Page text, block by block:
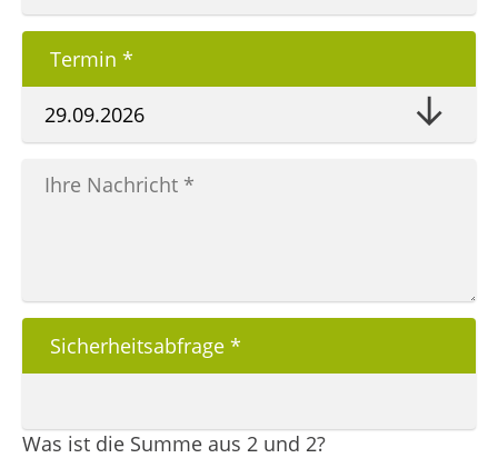
Termin *
Sicherheitsabfrage *
Was ist die Summe aus 2 und 2?